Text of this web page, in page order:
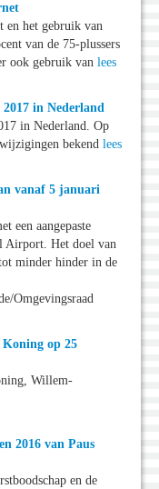
en het gebruik van
van de 75-plussers
ook gebruik van lees
in Nederland
in Nederland. Op
bekend lees
vanaf 5 januari
een aangepaste
Airport. Het doel van
minder hinder in de
Omgevingsraad
op 25
Willem-
2016 van Paus
en de